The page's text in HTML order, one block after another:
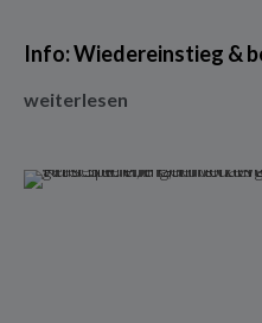
Info: Wiedereinstieg &
weiterlesen